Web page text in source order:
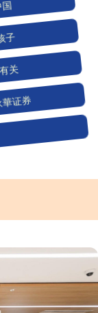
中国
孩子
有关
永華证券